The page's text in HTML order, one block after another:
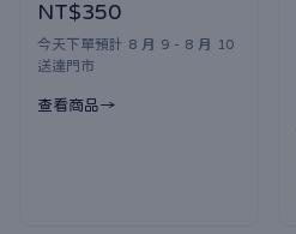
NT$350
今天下單預計 8 月 9 - 8 月 10
送達門市
查看商品